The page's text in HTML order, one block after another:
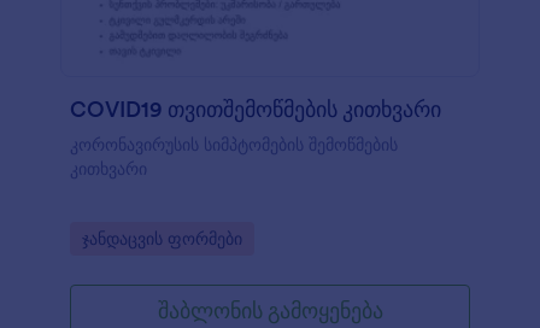
COVID19 თვითშემოწმების კითხვარი
კორონავირუსის სიმპტომების შემოწმების
კითხვარი
Go to Category:
ჯანდაცვის ფორმები
შაბლონის გამოყენება